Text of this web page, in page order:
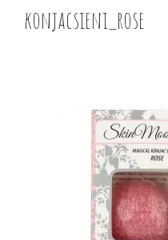
konjacsieni_rose